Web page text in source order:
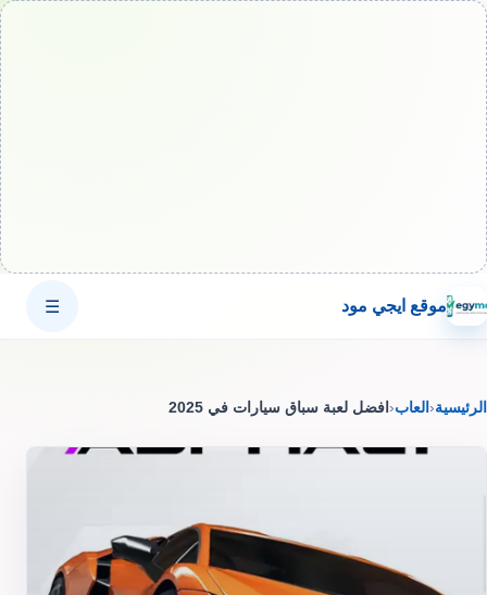
موقع ايجي مود ☰
الرئيسية‹ العاب‹ افضل لعبة سباق سيارات في 2025